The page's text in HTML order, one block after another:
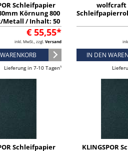
Schleifpapier
Körnung 800
Metall / Inhalt: 50
- 2010€ 55,55*
inkl. MwSt., zzgl. Versand
Lieferung in 7-10 Tagen¹
wolfcraft
IN DEN
Schleifpapier
KLINGSPOR